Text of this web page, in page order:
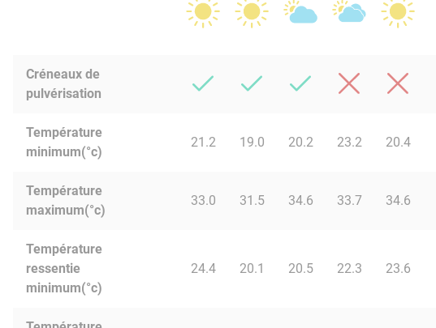
Créneaux de
pulvérisation
Température
minimum(°c)
21.2 19.0 20.2 23.2 20.4
Température
maximum(°c)
33.0 31.5 34.6 33.7 34.6
Température
ressentie
minimum(°c)
24.4 20.1 20.5 22.3 23.6